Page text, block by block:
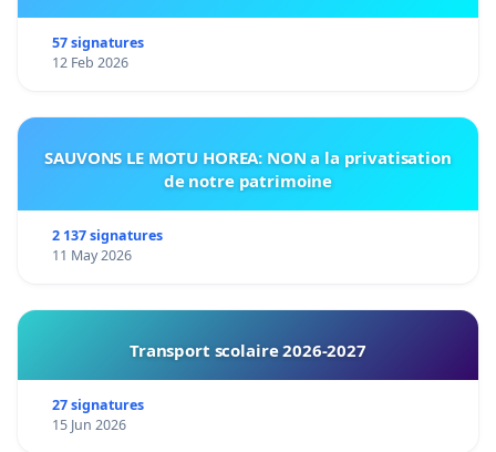
57 signatures
12 Feb 2026
SAUVONS LE MOTU HOREA: NON a la privatisation
de notre patrimoine
2 137 signatures
11 May 2026
Transport scolaire 2026-2027
27 signatures
15 Jun 2026